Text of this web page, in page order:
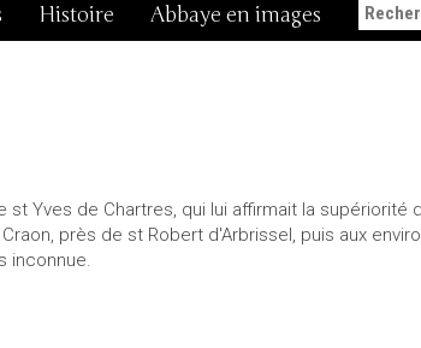
Histoire Abbaye en images
st Yves de Chartres, qui lui affirmait la supériorité
près de st Robert d'Arbrissel, puis aux
inconnue.